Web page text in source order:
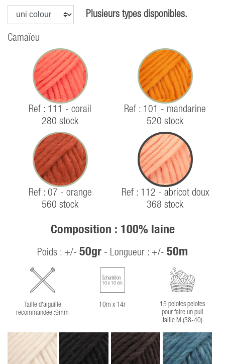
Plusieurs types disponibles.
Camaïeu
Ref : 111 - corail
280 stock
Ref : 101 - mandarine
520 stock
Ref : 07 - orange
560 stock
Ref : 112 - abricot doux
368 stock
Composition : 100% laine
Poids : +/- 50gr - Longueur : +/- 50m
Taille d'aiguille
recommandée :9mm
Échantillon
10 x 10 cm
10m x 14r
15 pelotes pelotes
pour faire un pull
taille M (38-40)